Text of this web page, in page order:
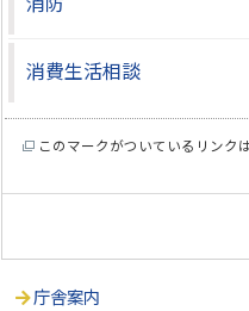
消費生活相談
このマークがついているリンク
庁舎案内